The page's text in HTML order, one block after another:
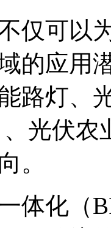
仅可以
的应用
路灯、
、光伏
。
体化（